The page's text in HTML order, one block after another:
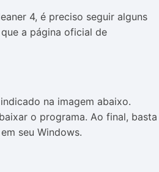
4, é preciso seguir alguns
a página oficial de
na imagem abaixo.
o programa. Ao final, basta
seu Windows.